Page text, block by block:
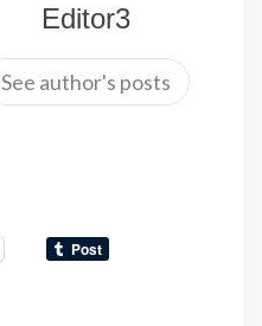
Editor3
See author's posts